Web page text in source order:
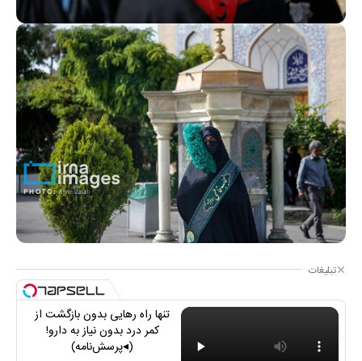
تبلیغات
تنها راه رهایی بدون بازگشت از
کمر درد بدون نیاز به دارو!
(◂پرسش‌نامه)